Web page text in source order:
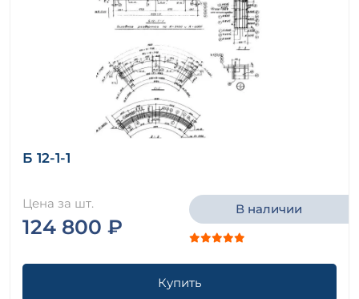
Б 12-1-1
Цена за шт.
124 800 ₽
В наличии
Купить